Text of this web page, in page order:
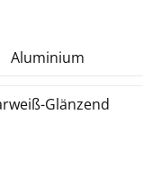
Aluminium